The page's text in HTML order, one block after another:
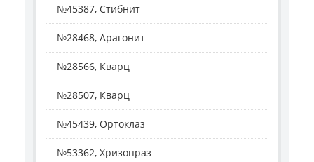
№45387, Стибнит
№28468, Арагонит
№28566, Кварц
№28507, Кварц
№45439, Ортоклаз
№53362, Хризопраз